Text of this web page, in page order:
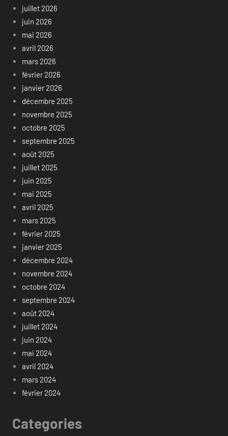
juillet 2026
juin 2026
mai 2026
avril 2026
mars 2026
février 2026
janvier 2026
décembre 2025
novembre 2025
octobre 2025
septembre 2025
août 2025
juillet 2025
juin 2025
mai 2025
avril 2025
mars 2025
février 2025
janvier 2025
décembre 2024
novembre 2024
octobre 2024
septembre 2024
août 2024
juillet 2024
juin 2024
mai 2024
avril 2024
mars 2024
février 2024
Categories